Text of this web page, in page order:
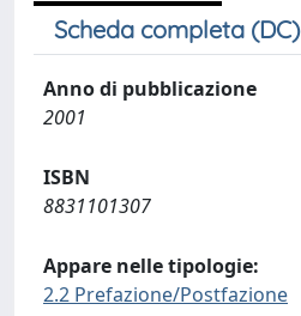
Scheda completa (DC)
Anno di pubblicazione
2001
ISBN
8831101307
Appare nelle tipologie:
2.2 Prefazione/Postfazione